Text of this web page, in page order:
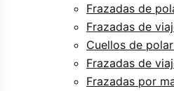
Frazadas de
Frazadas de
Cuellos de
Frazadas de
Frazadas por